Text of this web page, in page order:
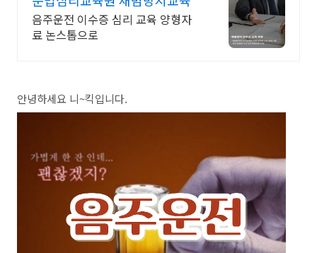
음주운전 이수증 심리 교육 양형자
료 논스톱으로
안녕하세요 니~킥입니다.